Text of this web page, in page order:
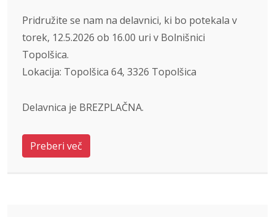
Pridružite se nam na delavnici, ki bo potekala v
torek, 12.5.2026 ob 16.00 uri v Bolnišnici
Topolšica.
Lokacija: Topolšica 64, 3326 Topolšica
Delavnica je BREZPLAČNA.
Preberi več